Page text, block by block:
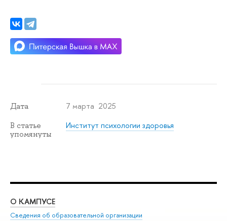
Дата 7 марта 2025
В статье
упомянуты
Институт психологии здоровья
О КАМПУСЕ
Сведения об образовательной организации